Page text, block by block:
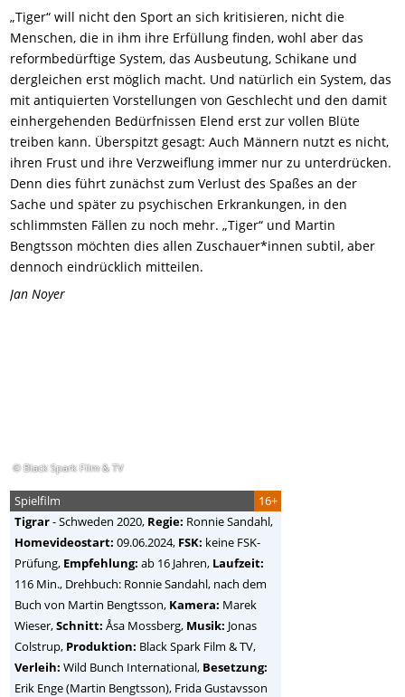
„Tiger“ will nicht den Sport an sich kritisieren, nicht die
Menschen, die in ihm ihre Erfüllung finden, wohl aber das
reformbedürftige System, das Ausbeutung, Schikane und
dergleichen erst möglich macht. Und natürlich ein System, das
mit antiquierten Vorstellungen von Geschlecht und den damit
einhergehenden Bedürfnissen Elend erst zur vollen Blüte
treiben kann. Überspitzt gesagt: Auch Männern nutzt es nicht,
ihren Frust und ihre Verzweiflung immer nur zu unterdrücken.
Denn dies führt zunächst zum Verlust des Spaßes an der
Sache und später zu psychischen Erkrankungen, in den
schlimmsten Fällen zu noch mehr. „Tiger“ und Martin
Bengtsson möchten dies allen Zuschauer*innen subtil, aber
dennoch eindrücklich mitteilen.
Jan Noyer
© Black Spark Film & TV
16+
Spielfilm
Tigrar-Schweden 2020, Regie: Ronnie Sandahl,
Homevideostart: 09.06.2024, FSK: keine FSK-
Prüfung, Empfehlung: ab 16 Jahren, Laufzeit:
116 Min., Drehbuch: Ronnie Sandahl, nach dem
Buch von Martin Bengtsson, Kamera: Marek
Wieser,Schnitt: Åsa Mossberg, Musik: Jonas
Colstrup, Produktion: Black Spark Film & TV,
Verleih: Wild Bunch International, Besetzung:
Erik Enge (Martin Bengtsson), Frida Gustavsson